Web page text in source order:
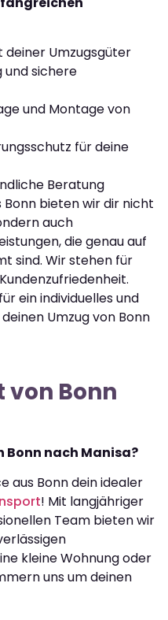
deiner Umzugsgüter
und sichere
und Montage von
für deine
Beratung
Bonn bieten wir dir nicht
auch
die genau auf
sind. Wir stehen für
ein individuelles und
Umzug von Bonn
Bonn
Bonn nach Manisa?
aus Bonn dein idealer
! Mit langjähriger
Team bieten wir
kleine Wohnung oder
uns um deinen